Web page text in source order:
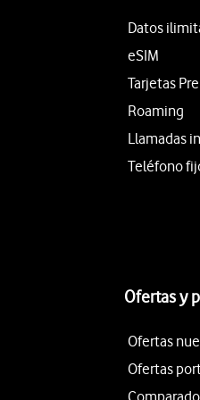
Datos
eSIM
Tarjetas
Roaming
Llamadas
Teléfono
Ofertas y
Ofertas
Ofertas